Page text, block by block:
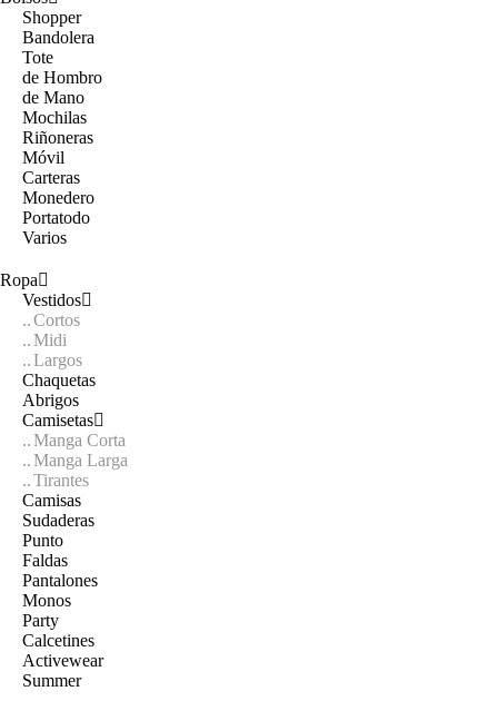
Shopper
Bandolera
Tote
de Hombro
de Mano
Mochilas
Riñoneras
Móvil
Carteras
Monedero
Portatodo
Varios
Ropa
Vestidos
Cortos
Midi
Largos
Chaquetas
Abrigos
Camisetas
Manga Corta
Manga Larga
Tirantes
Camisas
Sudaderas
Punto
Faldas
Pantalones
Monos
Party
Calcetines
Activewear
Summer